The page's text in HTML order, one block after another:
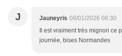
J Jauneyris 08/01/2026 08:30
Il est vraiment très mignon ce
journée, bises Normandes